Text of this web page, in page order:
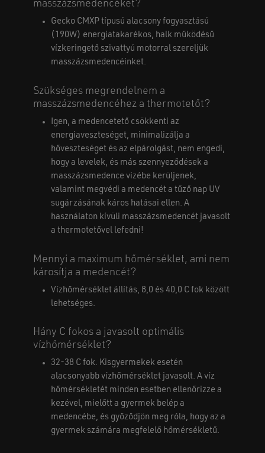
masszázsmedencéket?
Gecko CMXP típusú alacsony fogyasztású
(190W) energiatakarékos, halk működésű
vízkeringető szivattyú motorral szereljük
masszázsmedencéinket.
Szükséges megrendelnem a
masszázsmedencéhez a thermotetőt?
Igen, a medencetető csökkenti az
energiaveszteséget, minimalizálja a
hőveszteséget és az elpárolgást, nem engedi,
hogy a levelek, és más szennyeződések a
masszázsmedence vizébe kerüljenek,
valamint megvédi a medencét a tűző nap UV
sugárzásának káros hatásai ellen. A
használaton kívüli masszázsmedencét javasolt
a thermotetővel lefedni!
Mennyi a maximum hőmérséklet, ami nem
károsítja a medencét?
Vízhőmérséklet állítás, 8,0 és 40,0 C fok között
lehetséges.
Hány C fokos a javasolt optimális
vízhőmérséklet?
32-38 C fok. Kisgyermekek esetén
alacsonyabb vízhőmérséklet javasolt. A víz
hőmérsékletét minden esetben ellenőrizze a
kezével, mielőtt a gyermek belép a
medencébe, és győződjön meg róla, hogy az a
gyermek számára megfelelő hőmérsékletű.